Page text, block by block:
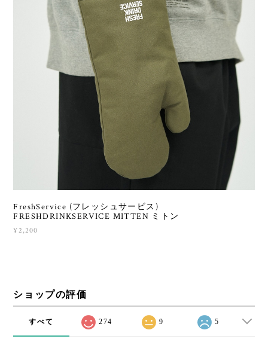
FreshService (フレッシュサービス)
FRESHDRINKSERVICE MITTEN ミトン
¥2,200
ショップの評価
すべて 274 9 5